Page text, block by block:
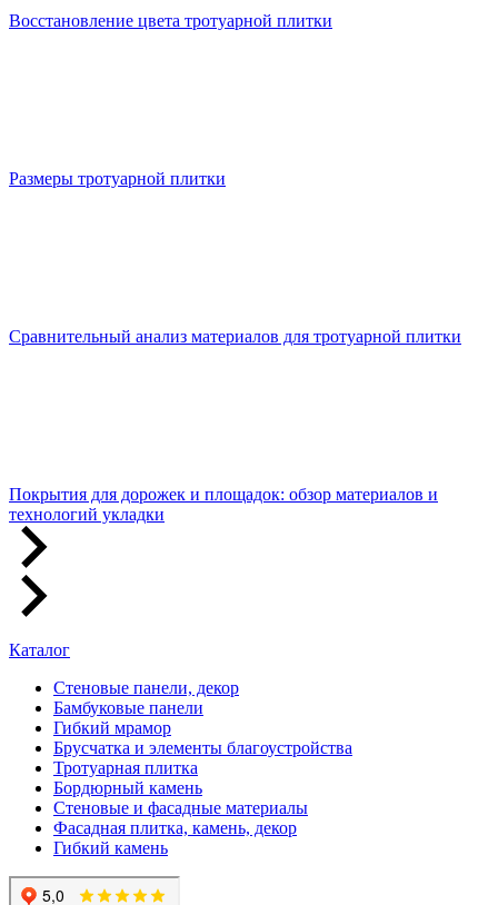
Восстановление цвета тротуарной плитки
Размеры тротуарной плитки
Сравнительный анализ материалов для тротуарной плитки
Покрытия для дорожек и площадок: обзор материалов и
технологий укладки
Каталог
Стеновые панели, декор
Бамбуковые панели
Гибкий мрамор
Брусчатка и элементы благоустройства
Тротуарная плитка
Бордюрный камень
Стеновые и фасадные материалы
Фасадная плитка, камень, декор
Гибкий камень